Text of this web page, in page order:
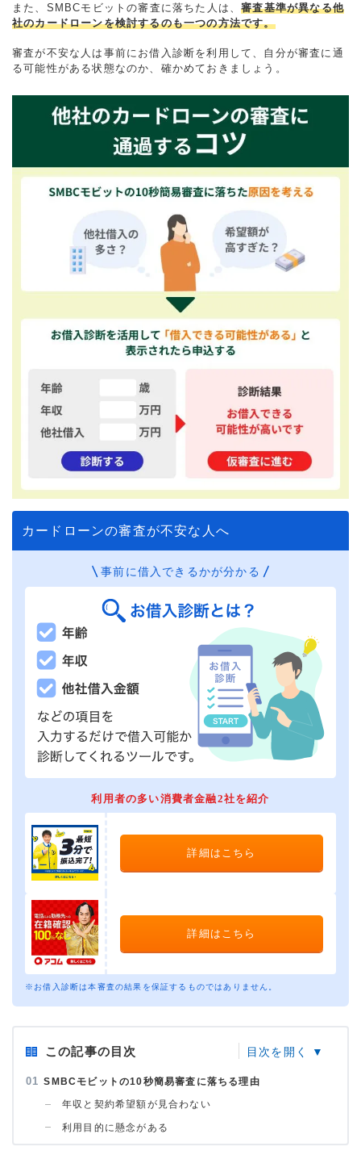
また、SMBCモビットの審査に落ちた人は、審査基準が異なる他
社のカードローンを検討するのも一つの方法です。
審査が不安な人は事前にお借入診断を利用して、自分が審査に通
る可能性がある状態なのか、確かめておきましょう。
カードローンの審査が不安な人へ
事前に借入できるかが分かる
利用者の多い消費者金融2社を紹介
詳細はこちら
詳細はこちら
※お借入診断は本審査の結果を保証するものではありません。
この記事の目次
SMBCモビットの10秒簡易審査に落ちる理由
年収と契約希望額が見合わない
利用目的に懸念がある